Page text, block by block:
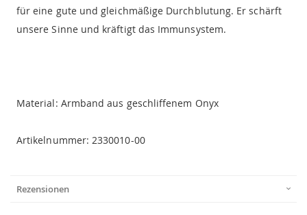
für eine gute und gleichmäßige Durchblutung. Er schärft
unsere Sinne und kräftigt das Immunsystem.
Material: Armband aus geschliffenem Onyx
Artikelnummer: 2330010-00
Rezensionen